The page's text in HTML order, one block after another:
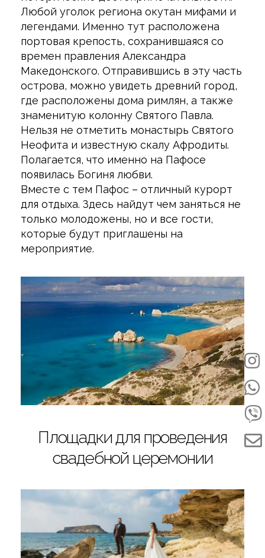
Любой уголок региона окутан мифами и
легендами. Именно тут расположена
портовая крепость, сохранившаяся со
времен правления Александра
Македонского. Отправившись в эту часть
острова, можно увидеть древний город,
где расположены дома римлян, а также
знаменитую колонну Святого Павла.
Нельзя не отметить монастырь Святого
Неофита и известную скалу Афродиты.
Полагается, что именно на Пафосе
появилась Богиня любви.
Вместе с тем Пафос – отличный курорт
для отдыха. Здесь найдут чем заняться не
только молодожены, но и все гости,
которые будут приглашены на
мероприятие.
Площадки для проведения
свадебной церемонии